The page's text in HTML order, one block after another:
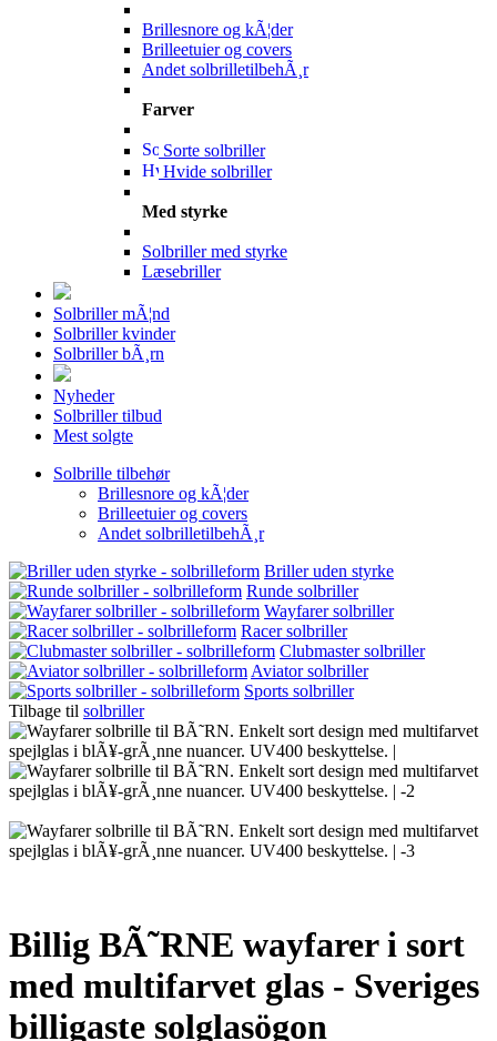
Brillesnore og kÃ¦der
Brilleetuier og covers
Andet solbrilletilbehÃ¸r
Farver
Sorte solbriller
Hvide solbriller
Med styrke
Solbriller med styrke
Læsebriller
Solbriller mÃ¦nd
Solbriller kvinder
Solbriller bÃ¸rn
Nyheder
Solbriller tilbud
Mest solgte
Solbrille tilbehør
Brillesnore og kÃ¦der
Brilleetuier og covers
Andet solbrilletilbehÃ¸r
Briller uden styrke
Runde solbriller
Wayfarer solbriller
Racer solbriller
Clubmaster solbriller
Aviator solbriller
Sports solbriller
Tilbage til solbriller
Billig BÃ˜RNE wayfarer i sort
med multifarvet glas - Sveriges
billigaste solglasögon